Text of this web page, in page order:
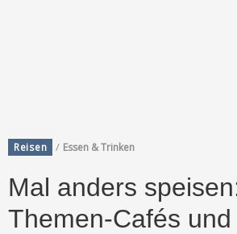
Reisen / Essen & Trinken
Mal anders
Themen-Cafés und